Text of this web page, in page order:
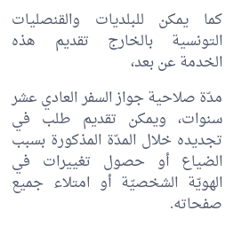
كما يمكن للبلديات والقنصليات
التونسية بالخارج تقديم هذه
الخدمة عن بعد،
مدّة صلاحية جواز السفر العادي عشر
سنوات، ويمكن تقديم طلب في
تجديده خلال المدّة المذكورة بسبب
الضياع أو حصول تغييرات في
الهويّة الشخصيّة أو امتلاء جميع
صفحاته.